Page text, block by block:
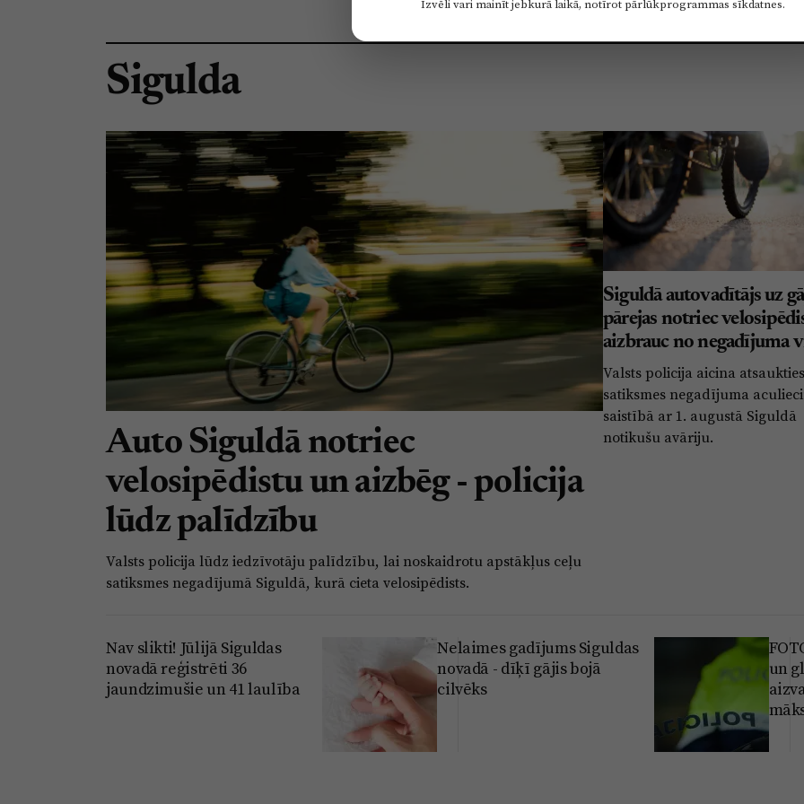
Sigulda
Auto Siguldā notriec
velosipēdistu un aizbēg - policija
lūdz palīdzību
Valsts policija lūdz iedzīvotāju palīdzību, lai noskaidrotu apstākļus ceļu
satiksmes negadījumā Siguldā, kurā cieta velosipēdists.
Siguldā autovadītājs uz
pārejas notriec
aizbrauc no negadījuma
Valsts policija aicina
satiksmes negadījuma
saistībā ar 1. augustā Siguldā
notikušu avāriju.
Nav slikti! Jūlijā Siguldas
novadā reģistrēti 36
jaundzimušie un 41 laulība
Nelaimes gadījums Siguldas
novadā - dīķī gājis bojā
cilvēks
un
Izvēli vari mainīt jebkurā laikā, notīrot pārlūkprogrammas sīkdatnes.